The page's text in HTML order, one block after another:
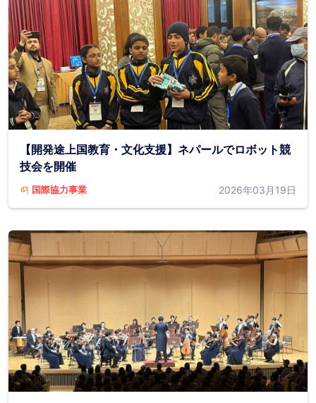
【開発途上国教育・文化支援】ネパールでロボット競
技会を開催
国際協力事業 2026年03月19日